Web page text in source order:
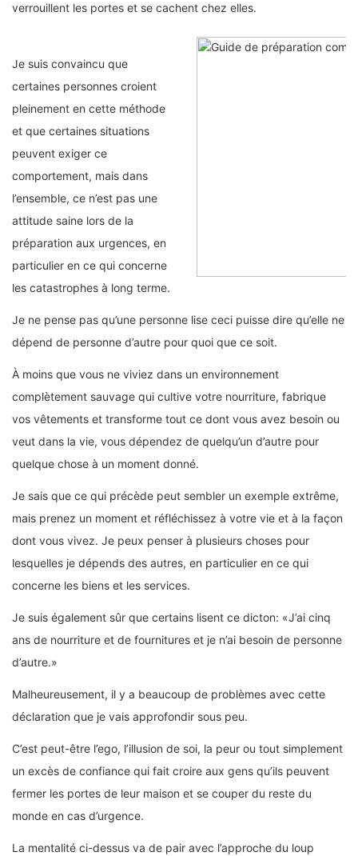
verrouillent les portes et se cachent chez elles.
Je suis convaincu que
certaines personnes croient
pleinement en cette méthode
et que certaines situations
peuvent exiger ce
comportement, mais dans
l’ensemble, ce n’est pas une
attitude saine lors de la
préparation aux urgences, en
particulier en ce qui concerne
les catastrophes à long terme.
Je ne pense pas qu’une personne lise ceci puisse dire qu’elle ne
dépend de personne d’autre pour quoi que ce soit.
À moins que vous ne viviez dans un environnement
complètement sauvage qui cultive votre nourriture, fabrique
vos vêtements et transforme tout ce dont vous avez besoin ou
veut dans la vie, vous dépendez de quelqu’un d’autre pour
quelque chose à un moment donné.
Je sais que ce qui précède peut sembler un exemple extrême,
mais prenez un moment et réfléchissez à votre vie et à la façon
dont vous vivez. Je peux penser à plusieurs choses pour
lesquelles je dépends des autres, en particulier en ce qui
concerne les biens et les services.
Je suis également sûr que certains lisent ce dicton: «J’ai cinq
ans de nourriture et de fournitures et je n’ai besoin de personne
d’autre.»
Malheureusement, il y a beaucoup de problèmes avec cette
déclaration que je vais approfondir sous peu.
C’est peut-être l’ego, l’illusion de soi, la peur ou tout simplement
un excès de confiance qui fait croire aux gens qu’ils peuvent
fermer les portes de leur maison et se couper du reste du
monde en cas d’urgence.
La mentalité ci-dessus va de pair avec l’approche du loup